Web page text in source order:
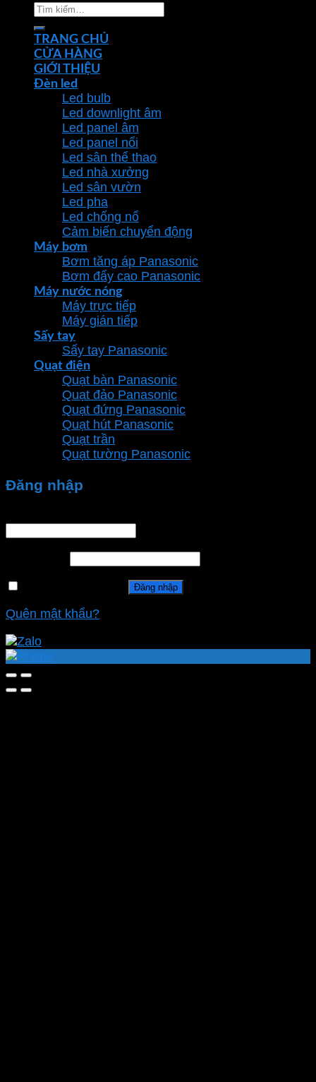
Tìm
kiếm:
TRANG CHỦ
CỬA HÀNG
GIỚI THIỆU
Đèn led
Led bulb
Led downlight âm
Led panel âm
Led panel nổi
Led sân thể thao
Led nhà xưởng
Led sân vườn
Led pha
Led chống nổ
Cảm biến chuyển động
Máy bơm
Bơm tăng áp Panasonic
Bơm đẩy cao Panasonic
Máy nước nóng
Máy trực tiếp
Máy gián tiếp
Sấy tay
Sấy tay Panasonic
Quạt điện
Quạt bàn Panasonic
Quạt đảo Panasonic
Quạt đứng Panasonic
Quạt hút Panasonic
Quạt trần
Quạt tường Panasonic
Đăng nhập
Đăng nhập
Quên mật khẩu?